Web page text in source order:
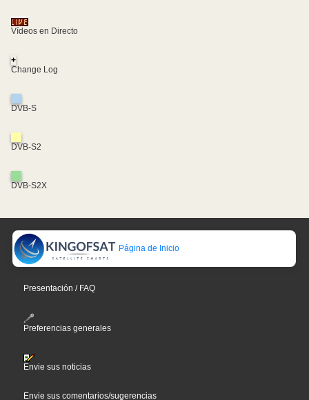
Vídeos en Directo
+
Change Log
DVB-S
DVB-S2
DVB-S2X
Página de Inicio
Presentación / FAQ
Preferencias generales
Envie sus noticias
Envie sus comentarios/sugerencias